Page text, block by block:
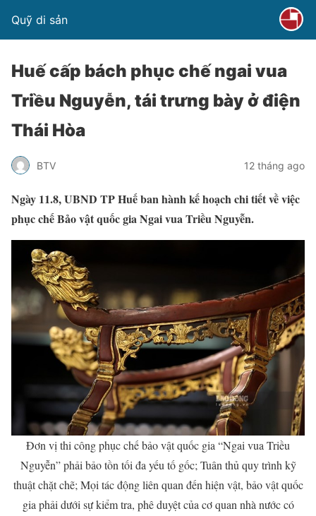
Quỹ di sản
Huế cấp bách phục chế ngai vua
Triều Nguyễn, tái trưng bày ở điện
Thái Hòa
BTV 12 tháng ago
Ngày 11.8, UBND TP Huế ban hành kế hoạch chi tiết về việc
phục chế Bảo vật quốc gia Ngai vua Triều Nguyễn.
Đơn vị thi công phục chế bảo vật quốc gia “Ngai vua Triều
Nguyễn” phải bảo tồn tối đa yếu tố gốc; Tuân thủ quy trình kỹ
thuật chặt chẽ; Mọi tác động liên quan đến hiện vật, bảo vật quốc
gia phải dưới sự kiểm tra, phê duyệt của cơ quan nhà nước có